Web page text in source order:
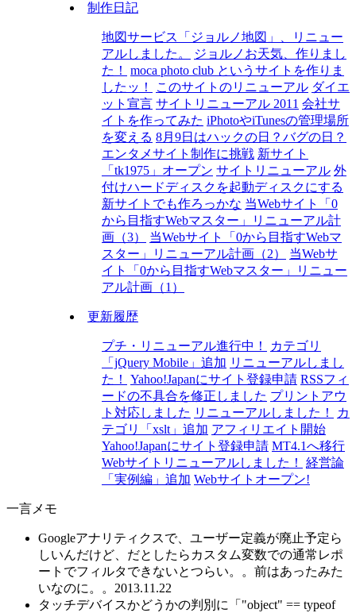
制作日記
地図サービス「ジョルノ地図」、リニュー
アルしました。
ジョルノお天気、作りまし
た！
moca photo club というサイトを作りま
したッ！
このサイトのリニューアル ダイエ
ット宣言 サイトリニューアル 2011 会社サ
イトを作ってみた iPhotoやiTunesの管理場所
を変える 8月9日はハックの日？バグの日？
エンタメサイト制作に挑戦 新サイト
「tk1975」オープン サイトリニューアル 外
付けハードディスクを起動ディスクにする
新サイトでも作ろっかな 当Webサイト「0
から目指すWebマスター」リニューアル計
画（3）
当Webサイト「0から目指すWebマ
スター」リニューアル計画（2）
当Webサ
イト「0から目指すWebマスター」リニュー
アル計画（1）
更新履歴
プチ・リニューアル進行中！
カテゴリ
「jQuery Mobile」追加 リニューアルしまし
た！
Yahoo!Japanにサイト登録申請 RSSフィ
ードの不具合を修正しました プリントアウ
ト対応しました リニューアルしました！
カ
テゴリ「xslt」追加 アフィリエイト開始
Yahoo!Japanにサイト登録申請 MT4.1へ移行
Webサイトリニューアルしました！
経営論
「実例編」追加 Webサイトオープン!
一言メモ
Googleアナリティクスで、ユーザー定義が廃止予定ら
しいんだけど、だとしたらカスタム変数での通常レポ
ートでフィルタできないとつらい。。前はあったみた
いなのに。。 2013.11.22
タッチデバイスかどうかの判別に「"object" == typeof